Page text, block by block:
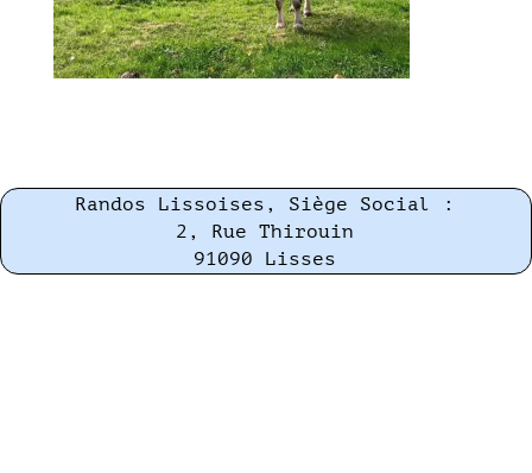
Randos Lissoises, Siège Social :
2, Rue Thirouin
91090 Lisses